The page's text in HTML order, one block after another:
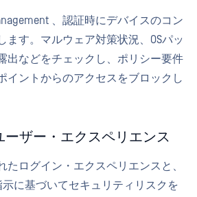
、認証時にデバイスのコン
ます。マルウェア対策状況、OSパッ
出などをチェックし、ポリシー要件
イントからのアクセスをブロックし
ーザー・エクスペリエンス
たログイン・エクスペリエンスと、
示に基づいてセキュリティリスクを